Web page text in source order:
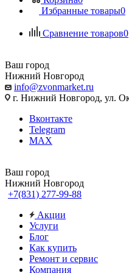
Избранные товары0
Сравнение товаров0
Ваш город
Нижний Новгород
info@zvonmarket.ru
г. Нижний Новгород, ул.
Вконтакте
Telegram
MAX
Ваш город
Нижний Новгород
+7(831) 277-99-88
Акции
Услуги
Блог
Как купить
Ремонт и сервис
Компания